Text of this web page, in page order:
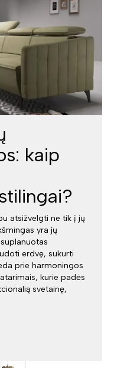
kaip
atsižvelgti ne tik į jų
yra jų
erdvę, sukurti
prie harmoningos
kurie padės
svetainę,